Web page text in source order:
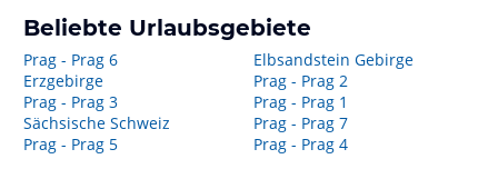
Beliebte Urlaubsgebiete
Prag - Prag 6
Erzgebirge
Prag - Prag 3
Sächsische Schweiz
Prag - Prag 5
Elbsandstein Gebirge
Prag - Prag 2
Prag - Prag 1
Prag - Prag 7
Prag - Prag 4